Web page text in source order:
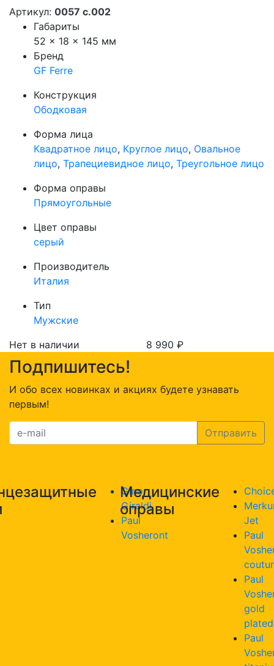
Артикул: 0057 c.002
Габариты
52 × 18 × 145 мм
Бренд
GF Ferre
Конструкция
Ободковая
Форма лица
Квадратное лицо, Круглое лицо, Овальное
лицо, Трапециевидное лицо, Треугольное лицо
Форма оправы
Прямоугольные
Цвет оправы
серый
Производитель
Италия
Тип
Мужские
Нет в наличии
8 990 ₽
Подпишитесь!
И обо всех новинках и акциях будете узнавать
первым!
Gino
Giraldi
Paul
Vosheront
Медицинские
оправы
Jet
Paul
Paul
gold
plated
Paul